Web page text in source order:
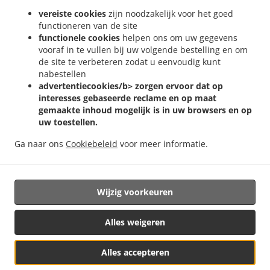
vereiste cookies zijn noodzakelijk voor het goed
functioneren van de site
functionele cookies helpen ons om uw gegevens
vooraf in te vullen bij uw volgende bestelling en om
de site te verbeteren zodat u eenvoudig kunt
nabestellen
advertentiecookies/b> zorgen ervoor dat op
interesses gebaseerde reclame en op maat
gemaakte inhoud mogelijk is in uw browsers en op
uw toestellen.
Ga naar ons Cookiebeleid voor meer informatie.
Alles accepteren
Alles weigeren
Wijzig voorkeuren
Rœulx Le Roeulx . Pizza bezorging Le Rœulx Gottignies . Pizza bezorging Le Rœulx
Pizza bezorging Écaussinnes Ecaussinnes-d'Enghien
Pizza bezorging Écaussinnes Braine-Le-Comte .
Pizza bezorging Écaussinnes
Marche-lez-Ecaussinnes . Pizza bezorging Écaussinnes . Pizza bezorging Neufvilles
Pizza bezorging Chaussée-Notre-Dame-Louvignies
bezorging Silly Graty . Pizza bezorging Silly Hoves . Pizza bezorging Silly
bezorging Rebecq Rebecq-Rognon
. Pizza bezorging Rebecq Braine-Le-Comte
bezorging Rebecq Roosbeek
. Pizza bezorging Enghien . Pasta bezorging
eten bestellen, voor afhaal en bezorging
Ondersteund door:
Magique Pizza SRL | ciao@magiquepizza.com